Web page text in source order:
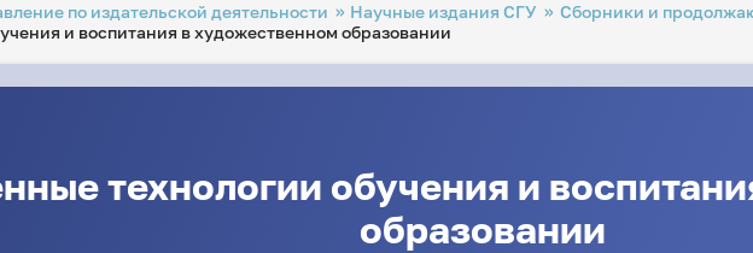
по издательской деятельности Научные издания СГУ
Сборники и
и воспитания в художественном образовании
технологии обучения и
образовании